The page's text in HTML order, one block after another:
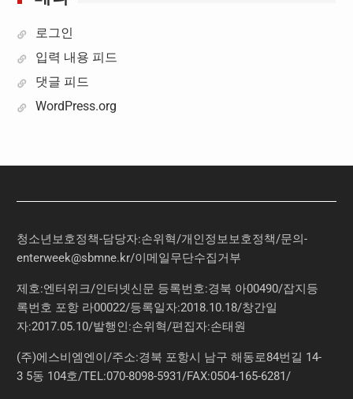
로그인
입력 내용 피드
댓글 피드
WordPress.org
청소년보호정책-담당자:손위혁/개인정보보호정책/문의-
enterweek@sbmne.kr/이메일무단수집거부
제호:엔터위크/인터넷신문 등록번호:경북 아00490/잡지등
록번호 포항 라00022/등록일자:2018.10.18/창간일
자:2017.05.10/발행인:손위혁/편집자:손태원
(주)에스비엠엔이/주소:경북 포항시 남구 해동로84번길 14-
3 5동 104호/TEL:070-8098-5931/FAX:0504-165-6281/